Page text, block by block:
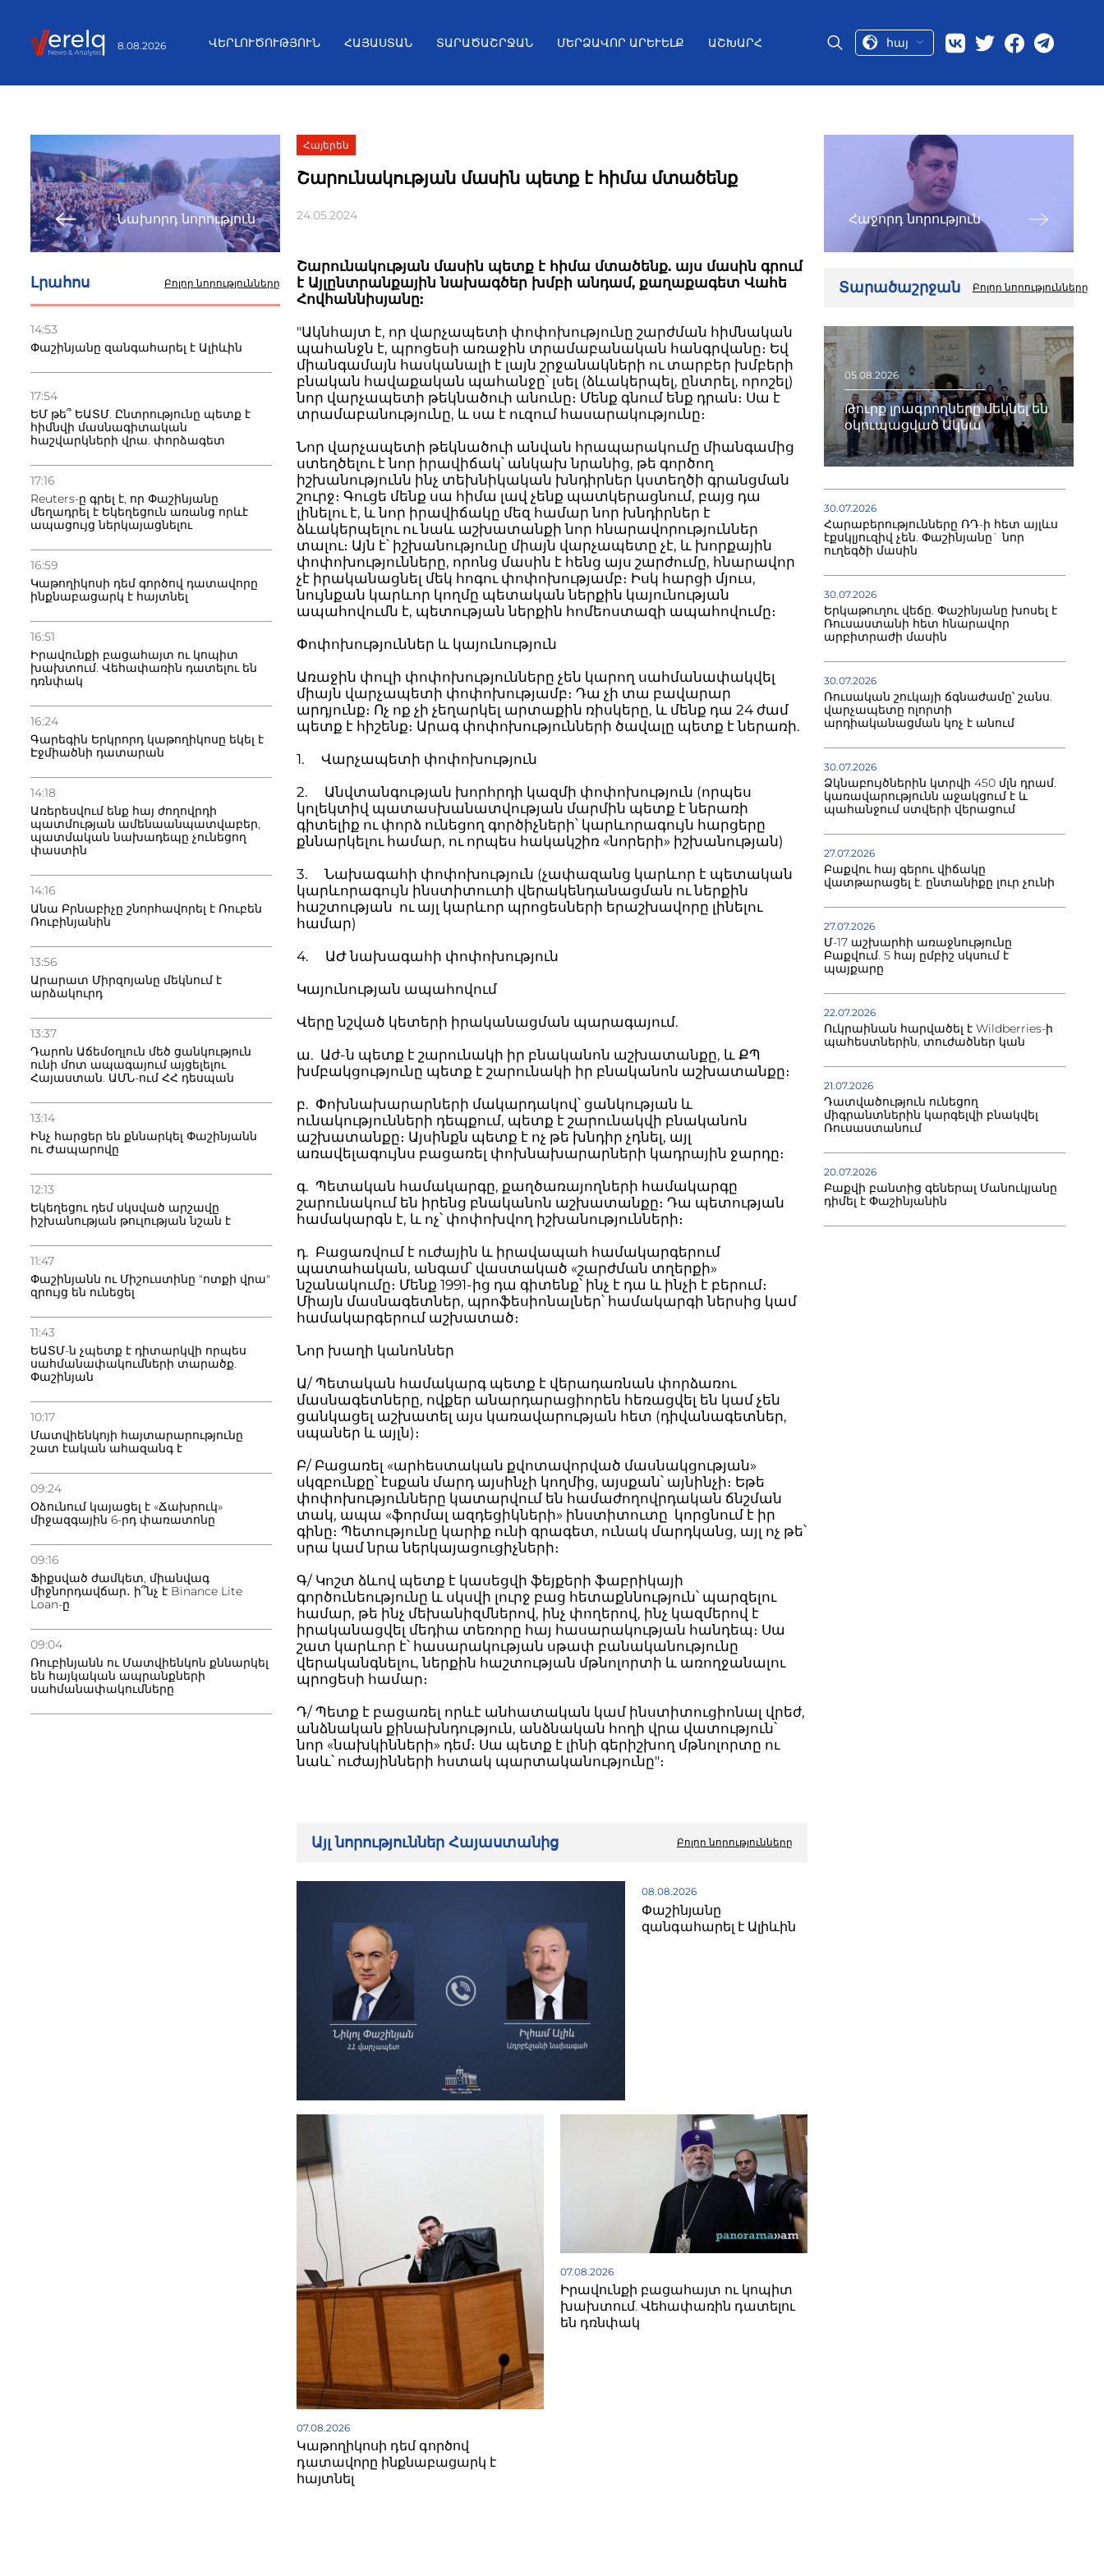
8.08.2026 ՎԵՐԼՈՒԾՈՒԹՅՈՒՆ ՀԱՅԱՍՏԱՆ ՏԱՐԱԾԱՇՐՋԱՆ ՄԵՐՁԱՎՈՐ ԱՐԵՒԵԼՔ ԱՇԽԱՐՀ հայ
Նախորդ նորություն
Լրահոս Բոլոր նորությունները
14:53
Փաշինյանը զանգահարել է Ալիևին
17:54
ԵՄ թե՞ ԵԱՏՄ. Ընտրությունը պետք է
հիմնվի մասնագիտական
հաշվարկների վրա. փորձագետ
17:16
Reuters-ը գրել է, որ Փաշինյանը
մեղադրել է Եկեղեցուն առանց որևէ
ապացույց ներկայացնելու
16:59
Կաթողիկոսի դեմ գործով դատավորը
ինքնաբացարկ է հայտնել
16:51
Իրավունքի բացահայտ ու կոպիտ
խախտում. Վեհափառին դատելու են
դռնփակ
16:24
Գարեգին Երկրորդ կաթողիկոսը եկել է
Էջմիածնի դատարան
14:18
Առերեսվում ենք հայ ժողովրդի
պատմության ամենաանպատվաբեր,
պատմական նախադեպը չունեցող
փաստին
14:16
Անա Բրնաբիչը շնորհավորել է Ռուբեն
Ռուբինյանին
13:56
Արարատ Միրզոյանը մեկնում է
արձակուրդ
13:37
Դարոն Աճեմօղլուն մեծ ցանկություն
ունի մոտ ապագայում այցելելու
Հայաստան. ԱՄՆ-ում ՀՀ դեսպան
13:14
Ինչ հարցեր են քննարկել Փաշինյանն
ու Ժապարովը
12:13
Եկեղեցու դեմ սկսված արշավը
իշխանության թուլության նշան է
11:47
Փաշինյանն ու Միշուստինը "ոտքի վրա"
զրույց են ունեցել
11:43
ԵԱՏՄ-ն չպետք է դիտարկվի որպես
սահմանափակումների տարածք.
Փաշինյան
10:17
Մատվիենկոյի հայտարարությունը
շատ էական ահազանգ է
09:24
Օձունում կայացել է «Ճախրուկ»
միջազգային 6-րդ փառատոնը
09:16
Ֆիքսված ժամկետ, միանվագ
միջնորդավճար․ ի՞նչ է Binance Lite
Loan-ը
09:04
Ռուբինյանն ու Մատվիենկոն քննարկել
են հայկական ապրանքների
սահմանափակումները
Հայերեն
Շարունակության մասին պետք է հիմա մտածենք
24.05.2024
Շարունակության մասին պետք է հիմա մտածենք. այս մասին գրում
է Այլընտրանքային նախագծեր խմբի անդամ, քաղաքագետ Վահե
Հովհաննիսյանը:
"Ակնհայտ է, որ վարչապետի փոփոխությունը շարժման հիմնական
պահանջն է, պրոցեսի առաջին տրամաբանական հանգրվանը։ Եվ
միանգամայն հասկանալի է լայն շրջանակների ու տարբեր խմբերի
բնական հավաքական պահանջը՝ լսել (ձևակերպել, ընտրել, որոշել)
նոր վարչապետի թեկնածուի անունը։ Մենք գնում ենք դրան։ Սա է
տրամաբանությունը, և սա է ուզում հասարակությունը։
Նոր վարչապետի թեկնածուի անվան հրապարակումը միանգամից
ստեղծելու է նոր իրավիճակ՝ անկախ նրանից, թե գործող
իշխանությունն ինչ տեխնիկական խնդիրներ կստեղծի գրանցման
շուրջ։ Գուցե մենք սա հիմա լավ չենք պատկերացնում, բայց դա
լինելու է, և նոր իրավիճակը մեզ համար նոր խնդիրներ է
ձևակերպելու ու նաև աշխատանքի նոր հնարավորություններ
տալու։ Այն է՝ իշխանությունը միայն վարչապետը չէ, և խորքային
փոփոխությունները, որոնց մասին է հենց այս շարժումը, հնարավոր
չէ իրականացնել մեկ հոգու փոփոխությամբ։ Իսկ հարցի մյուս,
նույնքան կարևոր կողմը պետական ներքին կայունության
ապահովումն է, պետության ներքին հոմեոստազի ապահովումը։
Փոփոխություններ և կայունություն
Առաջին փուլի փոփոխությունները չեն կարող սահմանափակվել
միայն վարչապետի փոփոխությամբ։ Դա չի տա բավարար
արդյունք։ Ոչ ոք չի չեղարկել արտաքին ռիսկերը, և մենք դա 24 ժամ
պետք է հիշենք։ Արագ փոփոխությունների ծավալը պետք է ներառի.
1. Վարչապետի փոփոխություն
2. Անվտանգության խորհրդի կազմի փոփոխություն (որպես
կոլեկտիվ պատասխանատվության մարմին պետք է ներառի
գիտելիք ու փորձ ունեցող գործիչների՝ կարևորագույն հարցերը
քննարկելու համար, ու որպես հակակշիռ «նորերի» իշխանության)
3. Նախագահի փոփոխություն (չափազանց կարևոր է պետական
կարևորագույն ինստիտուտի վերակենդանացման ու ներքին
հաշտության ու այլ կարևոր պրոցեսների երաշխավորը լինելու
համար)
4. ԱԺ նախագահի փոփոխություն
Կայունության ապահովում
Վերը նշված կետերի իրականացման պարագայում.
ա. Աժ-ն պետք է շարունակի իր բնականոն աշխատանքը, և ՔՊ
խմբակցությունը պետք է շարունակի իր բնականոն աշխատանքը։
բ. Փոխնախարարների մակարդակով՝ ցանկության և
ունակությունների դեպքում, պետք է շարունակվի բնականոն
աշխատանքը։ Այսինքն պետք է ոչ թե խնդիր չդնել, այլ
առավելագույնս բացառել փոխնախարարների կադրային ջարդը։
գ. Պետական համակարգը, քաղծառայողների համակարգը
շարունակում են իրենց բնականոն աշխատանքը։ Դա պետության
համակարգն է, և ոչ՝ փոփոխվող իշխանությունների։
դ. Բացառվում է ուժային և իրավապահ համակարգերում
պատահական, անգամ՝ վաստակած «շարժման տղերքի»
նշանակումը։ Մենք 1991-ից դա գիտենք՝ ինչ է դա և ինչի է բերում։
Միայն մասնագետներ, պրոֆեսիոնալներ՝ համակարգի ներսից կամ
համակարգերում աշխատած։
Նոր խաղի կանոններ
Ա/ Պետական համակարգ պետք է վերադառնան փորձառու
մասնագետները, ովքեր անարդարացիորեն հեռացվել են կամ չեն
ցանկացել աշխատել այս կառավարության հետ (դիվանագետներ,
սպաներ և այլն)։
Բ/ Բացառել «արհեստական քվոտավորված մասնակցության»
սկզբունքը՝ էսքան մարդ այսինչի կողմից, այսքան՝ այնինչի։ Եթե
փոփոխությունները կատարվում են համաժողովրդական ճնշման
տակ, ապա «ֆորմալ ազդեցիկների» ինստիտուտը կորցնում է իր
գինը։ Պետությունը կարիք ունի գրագետ, ունակ մարդկանց, այլ ոչ թե՝
սրա կամ նրա ներկայացուցիչների։
Գ/ Կոշտ ձևով պետք է կասեցվի ֆեյքերի ֆաբրիկայի
գործունեությունը և սկսվի լուրջ բաց հետաքննություն՝ պարզելու
համար, թե ինչ մեխանիզմներով, ինչ փողերով, ինչ կազմերով է
իրականացվել մեդիա տեռորը հայ հասարակության հանդեպ։ Սա
շատ կարևոր է՝ հասարակության սթափ բանականությունը
վերականգնելու, ներքին հաշտության մթնոլորտի և առողջանալու
պրոցեսի համար։
Դ/ Պետք է բացառել որևէ անհատական կամ ինստիտուցիոնալ վրեժ,
անձնական քինախնդություն, անձնական հողի վրա վատություն՝
նոր «նախկինների» դեմ։ Սա պետք է լինի գերիշխող մթնոլորտը ու
նաև՝ ուժայինների հստակ պարտականությունը"։
Այլ նորություններ Հայաստանից Բոլոր նորությունները
08.08.2026
Փաշինյանը
զանգահարել է Ալիևին
07.08.2026
Կաթողիկոսի դեմ գործով
դատավորը ինքնաբացարկ է
հայտնել
07.08.2026
Իրավունքի բացահայտ ու կոպիտ
խախտում. Վեհափառին դատելու
են դռնփակ
Հաջորդ նորություն
Տարածաշրջան Բոլոր նորությունները
05.08.2026
Թուրք լրագրողները մեկնել են
օկուպացված Ակնա
30.07.2026
Հարաբերությունները ՌԴ-ի հետ այլևս
էքսկլյուզիվ չեն. Փաշինյանը` նոր
ուղեգծի մասին
30.07.2026
Երկաթուղու վեճը. Փաշինյանը խոսել է
Ռուսաստանի հետ հնարավոր
արբիտրաժի մասին
30.07.2026
Ռուսական շուկայի ճգնաժամը՝ շանս.
վարչապետը ոլորտի
արդիականացման կոչ է անում
30.07.2026
Ձկնաբույծներին կտրվի 450 մլն դրամ.
կառավարությունն աջակցում է և
պահանջում ստվերի վերացում
27.07.2026
Բաքվու հայ գերու վիճակը
վատթարացել է. ընտանիքը լուր չունի
27.07.2026
Մ-17 աշխարհի առաջնությունը
Բաքվում. 5 հայ ըմբիշ սկսում է
պայքարը
22.07.2026
Ուկրաինան հարվածել է Wildberries-ի
պահեստներին, տուժածներ կան
21.07.2026
Դատվածություն ունեցող
միգրանտներին կարգելվի բնակվել
Ռուսաստանում
20.07.2026
Բաքվի բանտից գեներալ Մանուկյանը
դիմել է Փաշինյանին